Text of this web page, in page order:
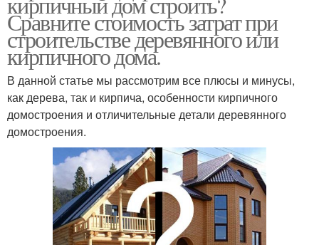
Сравните стоимость затрат при
строительстве деревянного или
кирпичного дома.
В данной статье мы рассмотрим все плюсы и минусы,
как дерева, так и кирпича, особенности кирпичного
домостроения и отличительные детали деревянного
домостроения.